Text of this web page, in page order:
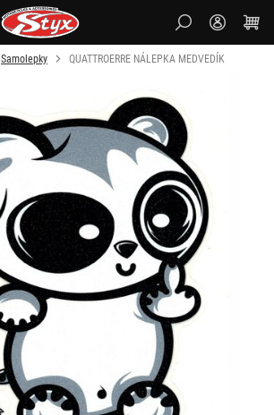
Samolepky QUATTROERRE NÁLEPKA MEDVEDÍK